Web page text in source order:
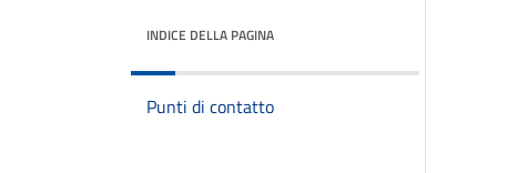
INDICE DELLA PAGINA
Punti di contatto